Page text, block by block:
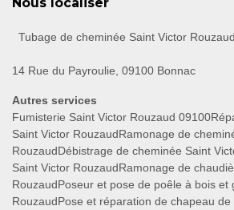
Tubage de cheminée Saint Victor Rouzaud
14 Rue du Payroulie, 09100 Bonnac
Autres services
Fumisterie Saint Victor Rouzaud 09100
Saint Victor RouzaudRamonage de
RouzaudDébistrage de cheminée Saint
Saint Victor RouzaudRamonage de
RouzaudPoseur et pose de poêle à bois et
RouzaudPose et réparation de chapeau